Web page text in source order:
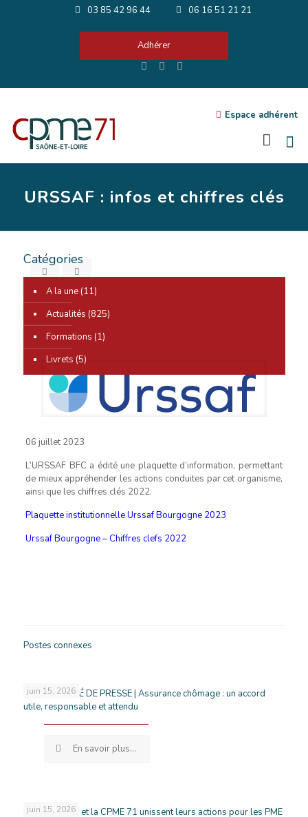
03 85 42 96 44 06 16 51 21 21
Adhérer
Espace adhérent
URSSAF : infos et chiffres clés
0
06 juillet 2023
L’URSSAF BFC a édité une plaquette d’information, permettant
de mieux appréhender les actions conduites par cet organisme,
ainsi que les chiffres clés 2022.
Plaquette institutionnelle Urssaf Bourgogne 2023
Urssaf Bourgogne – Chiffres clefs 2022
Postes connexes
juin 15, 2026
COMMUNIQUÉ DE PRESSE | Assurance chômage : un accord
utile, responsable et attendu
En savoir plus...
juin 15, 2026
France Travail et la CPME 71 unissent leurs actions pour les PME
Catégories
A la une(11)
Actualités (825)
Formations (1)
Livrets (5)